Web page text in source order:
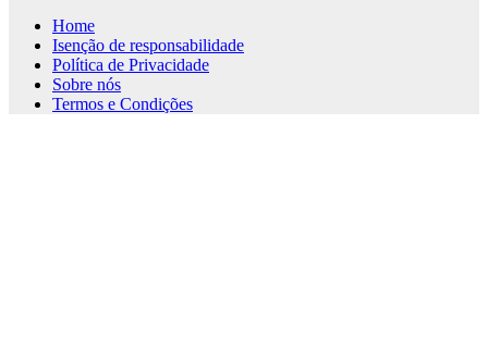
Home
Isenção de responsabilidade
Política de Privacidade
Sobre nós
Termos e Condições